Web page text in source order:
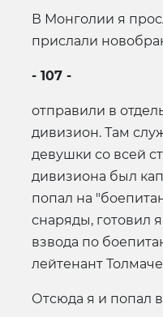
В Монголии я
прислали
- 107 -
отправили в
дивизион. Там
девушки со всей
дивизиона был
попал на
снаряды, готовил
взвода по
лейтенант
Отсюда я и попал